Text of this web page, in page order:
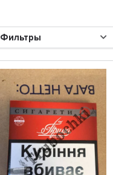
Фильтры